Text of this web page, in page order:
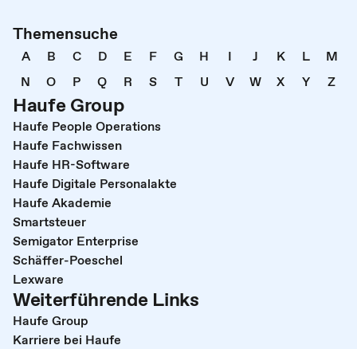
Themensuche
A B C D E F G H I J K L
M
N
O P Q R S T U V W X Y Z
Haufe Group
Haufe People Operations
Haufe Fachwissen
Haufe HR-Software
Haufe Digitale Personalakte
Haufe Akademie
Smartsteuer
Semigator Enterprise
Schäffer-Poeschel
Lexware
Weiterführende Links
Haufe Group
Karriere bei Haufe